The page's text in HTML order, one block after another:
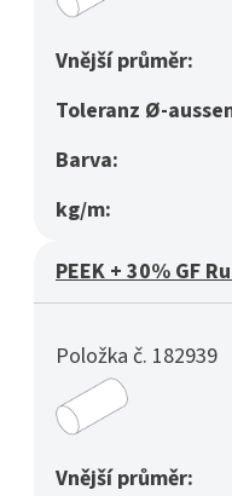
Vnější průměr:
Toleranz Ø-
Barva:
kg/m:
PEEK + 30% GF
Položka č. 182939
Vnější průměr: